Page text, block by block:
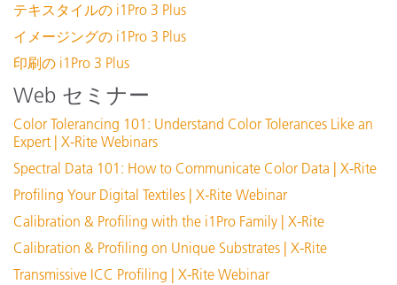
インターフェース
接続方法
製品寸法（奥行／幅／高さ）
ディスプレイの解像度
対象用途
湿度
全てのサポート内容を表示
トレーニング
Webトレーニング:
オンサイト・トレーニング
オンラインセッション:
色彩と測色
セミナー:
色と見えの原理【オンサイト開催・海外専用】
全てのトレーニング内容を表示
テキスタイルの i1Pro 3 Plus
イメージングの i1Pro 3 Plus
印刷の i1Pro 3 Plus
Web セミナー
Color Tolerancing 101: Understand Color Tolerances Like an
Expert | X-Rite Webinars
Spectral Data 101: How to Communicate Color Data | X-Rite
Profiling Your Digital Textiles | X-Rite Webinar
Calibration & Profiling with the i1Pro Family | X-Rite
Calibration & Profiling on Unique Substrates | X-Rite
Transmissive ICC Profiling | X-Rite Webinar